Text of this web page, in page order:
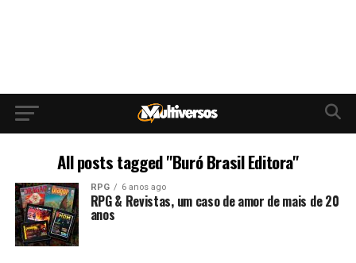
All posts tagged "Buró Brasil Editora"
RPG 6 anos ago
RPG & Revistas, um caso de amor de mais de 20
anos